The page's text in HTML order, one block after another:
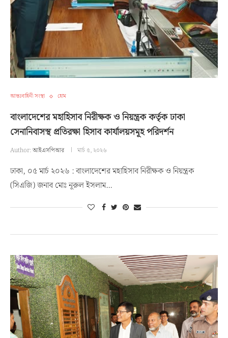
আন্তঃবাহিনী সংস্থা হোম
বাংলাদেশের মহাহিসাব নিরীক্ষক ও নিয়ন্ত্রক কর্তৃক ঢাকা
সেনানিবাসস্থ প্রতিরক্ষা হিসাব কার্যালয়সমূহ পরিদর্শন
Author:আইএসপিআর মার্চ ৫, ২০২৬
ঢাকা, ০৫ মার্চ ২০২৬ : বাংলাদেশের মহাহিসাব নিরীক্ষক ও নিয়ন্ত্রক
(সিএজি) জনাব মোঃ নূরুল ইসলাম…